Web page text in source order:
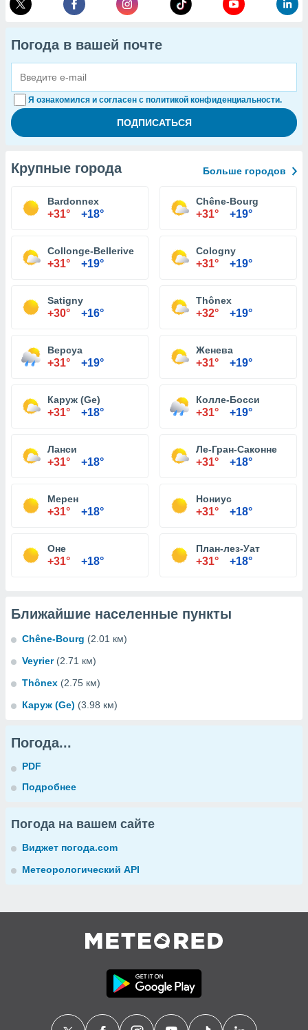
Погода в вашей почте
Я ознакомился и согласен с политикой конфиденциальности.
Крупные города Больше городов
Bardonnex
+31° +18°
Chêne-Bourg
+31° +19°
Collonge-Bellerive
+31° +19°
Cologny
+31° +19°
Satigny
+30° +16°
Thônex
+32° +19°
Версуа
+31° +19°
Женева
+31° +19°
Каруж (Ge)
+31° +18°
Колле-Босси
+31° +19°
Ланси
+31° +18°
Ле-Гран-Саконне
+31° +18°
Мерен
+31° +18°
Нониус
+31° +18°
Оне
+31° +18°
План-лез-Уат
+31° +18°
Ближайшие населенные пункты
Chêne-Bourg (2.01 км)
Veyrier (2.71 км)
Thônex (2.75 км)
Каруж (Ge) (3.98 км)
Погода...
PDF
Подробнее
Погода на вашем сайте
Виджет погода.com
Метеорологический API